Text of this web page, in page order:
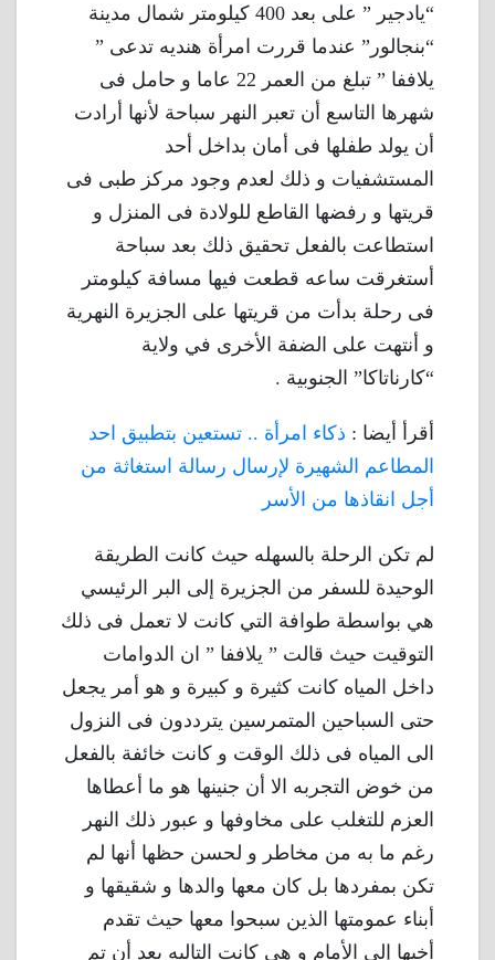
“يادجير ” على بعد 400 كيلومتر شمال مدينة
“بنجالور” عندما قررت امرأة هنديه تدعى ”
يلاففا ” تبلغ من العمر 22 عاما و حامل فى
شهرها التاسع أن تعبر النهر سباحة لأنها أرادت
أن يولد طفلها فى أمان بداخل أحد
المستشفيات و ذلك لعدم وجود مركز طبى فى
قريتها و رفضها القاطع للولادة فى المنزل و
استطاعت بالفعل تحقيق ذلك بعد سباحة
أستغرقت ساعه قطعت فيها مسافة كيلومتر
فى رحلة بدأت من قريتها على الجزيرة النهرية
و أنتهت على الضفة الأخرى في ولاية
“كارناتاكا” الجنوبية .
أقرأ أيضا : ذكاء امرأة .. تستعين بتطبيق احد
المطاعم الشهيرة لإرسال رسالة استغاثة من
أجل انقاذها من الأسر
لم تكن الرحلة بالسهله حيث كانت الطريقة
الوحيدة للسفر من الجزيرة إلى البر الرئيسي
هي بواسطة طوافة التي كانت لا تعمل فى ذلك
التوقيت حيث قالت ” يلاففا ” ان الدوامات
داخل المياه كانت كثيرة و كبيرة و هو أمر يجعل
حتى السباحين المتمرسين يترددون فى النزول
الى المياه فى ذلك الوقت و كانت خائفة بالفعل
من خوض التجربه الا أن جنينها هو ما أعطاها
العزم للتغلب على مخاوفها و عبور ذلك النهر
رغم ما به من مخاطر و لحسن حظها أنها لم
تكن بمفردها بل كان معها والدها و شقيقها و
أبناء عمومتها الذين سبحوا معها حيث تقدم
أخيها إلى الأمام و هى كانت التاليه بعد أن تم